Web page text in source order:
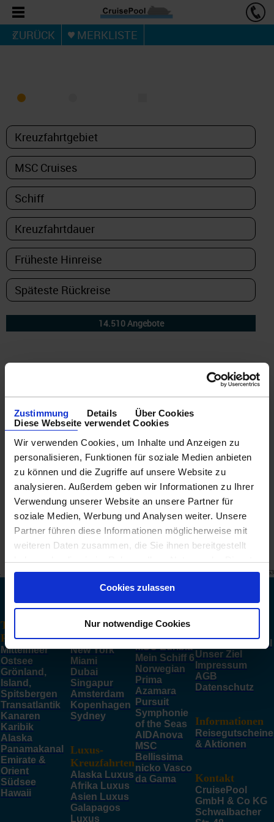
Zustimmung Details
Über Cookies
Diese Webseite verwendet Cookies
Wir verwenden Cookies, um Inhalte und Anzeigen zu
personalisieren, Funktionen für soziale Medien anbieten
zu können und die Zugriffe auf unsere Website zu
analysieren. Außerdem geben wir Informationen zu Ihrer
Verwendung unserer Website an unsere Partner für
soziale Medien, Werbung und Analysen weiter. Unsere
Partner führen diese Informationen möglicherweise mit
weiteren Daten zusammen, die Sie ihnen bereitgestellt
haben oder die sie im Rahmen Ihrer Nutzung der Dienste
gesammelt haben.
Cookies zulassen
Nur notwendige Cookies
ZURÜCK MERKLISTE
DETAILFILTER
© CRUISEHOST Solutions
Leider wurde zu Ihrer Auswahl keine Kreuzfahrt gefunden!
© CRUISEHOST Solutions V4.1663
TOP
Reiseziele
Mittelmeer
Ostsee
Grönland,
Island,
Spitsbergen
Transatlantik
Kanaren
Karibik
Alaska
Panamakanal
Emirate &
Orient
Südsee
Hawaii
TOP Häfen
Hamburg
Barcelona
Venedig
New York
Miami
Dubai
Singapur
Amsterdam
Kopenhagen
Sydney
Luxus-
Kreuzfahrten
Alaska Luxus
Afrika Luxus
Asien Luxus
Galapagos
Luxus
TOP Schiffe
Costa
Smeralda
MSC Euribia
Mein Schiff 6
Norwegian
Prima
Azamara
Pursuit
Symphonie
of the Seas
AIDAnova
MSC
Bellissima
nicko Vasco
da Gama
Über CruisePool
Unser Ziel
Impressum
AGB
Datenschutz
Informationen
Reisegutscheine
& Aktionen
Kontakt
CruisePool
GmbH & Co KG
Schwalbacher